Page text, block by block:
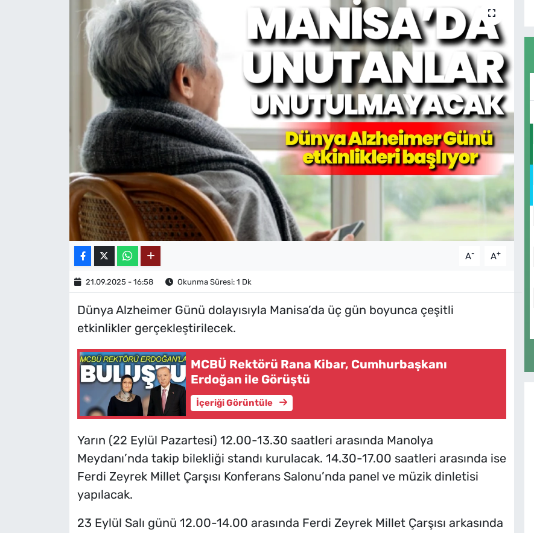
A- A+
21.09.2025 - 16:58 Okunma Süresi: 1 Dk
Dünya Alzheimer Günü dolayısıyla Manisa’da üç gün boyunca çeşitli
etkinlikler gerçekleştirilecek.
MCBÜ Rektörü Rana Kibar, Cumhurbaşkanı
Erdoğan ile Görüştü
İçeriği Görüntüle
Yarın (22 Eylül Pazartesi) 12.00-13.30 saatleri arasında Manolya
Meydanı’nda takip bilekliği standı kurulacak. 14.30-17.00 saatleri arasında ise
Ferdi Zeyrek Millet Çarşısı Konferans Salonu’nda panel ve müzik dinletisi
yapılacak.
23 Eylül Salı günü 12.00-14.00 arasında Ferdi Zeyrek Millet Çarşısı arkasında
MAGAZİN